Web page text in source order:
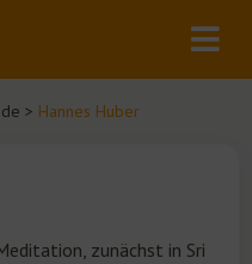
> Hannes Huber
zunächst in Sri